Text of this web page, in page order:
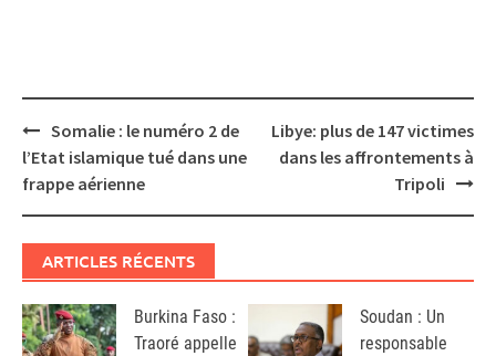
Post
navigation
Somalie : le numéro 2 de
l’Etat islamique tué dans une
frappe aérienne
Libye: plus de 147 victimes
dans les affrontements à
Tripoli
ARTICLES RÉCENTS
Burkina Faso :
Traoré appelle
Soudan : Un
responsable